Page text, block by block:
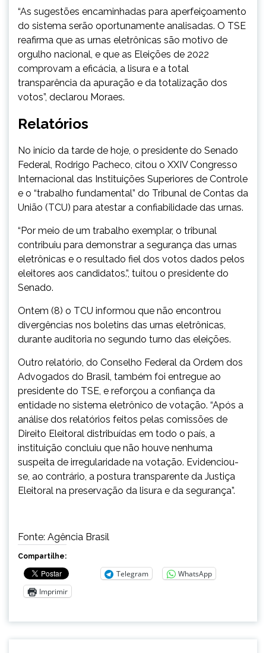
“As sugestões encaminhadas para aperfeiçoamento
do sistema serão oportunamente analisadas. O TSE
reafirma que as urnas eletrônicas são motivo de
orgulho nacional, e que as Eleições de 2022
comprovam a eficácia, a lisura e a total
transparência da apuração e da totalização dos
votos”, declarou Moraes.
Relatórios
No início da tarde de hoje, o presidente do Senado
Federal, Rodrigo Pacheco, citou o XXIV Congresso
Internacional das Instituições Superiores de Controle
e o “trabalho fundamental” do Tribunal de Contas da
União (TCU) para atestar a confiabilidade das urnas.
“Por meio de um trabalho exemplar, o tribunal
contribuiu para demonstrar a segurança das urnas
eletrônicas e o resultado fiel dos votos dados pelos
eleitores aos candidatos.”, tuitou o presidente do
Senado.
Ontem (8) o TCU informou que não encontrou
divergências nos boletins das urnas eletrônicas,
durante auditoria no segundo turno das eleições.
Outro relatório, do Conselho Federal da Ordem dos
Advogados do Brasil, também foi entregue ao
presidente do TSE, e reforçou a confiança da
entidade no sistema eletrônico de votação. “Após a
análise dos relatórios feitos pelas comissões de
Direito Eleitoral distribuídas em todo o país, a
instituição concluiu que não houve nenhuma
suspeita de irregularidade na votação. Evidenciou-
se, ao contrário, a postura transparente da Justiça
Eleitoral na preservação da lisura e da segurança”.
Fonte: Agência Brasil
Compartilhe:
Telegram
WhatsApp
Imprimir